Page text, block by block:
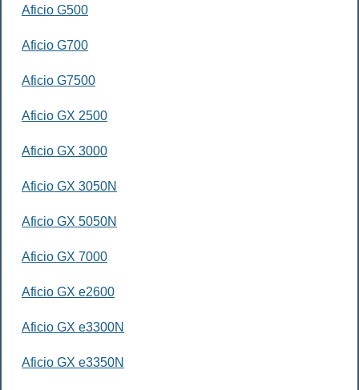
Aficio G500
Aficio G700
Aficio G7500
Aficio GX 2500
Aficio GX 3000
Aficio GX 3050N
Aficio GX 5050N
Aficio GX 7000
Aficio GX e2600
Aficio GX e3300N
Aficio GX e3350N